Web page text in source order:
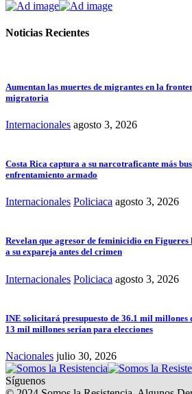
Noticias Recientes
Aumentan las muertes de migrantes en la
migratoria
Internacionales agosto 3, 2026
Costa Rica captura a su narcotraficante más
enfrentamiento armado
Internacionales Policiaca agosto 3, 2026
Revelan que agresor de feminicidio en
a su expareja antes del crimen
Internacionales Policiaca agosto 3, 2026
INE solicitará presupuesto de 36.1 mil millones
13 mil millones serían para elecciones
Nacionales julio 30, 2026
Síguenos